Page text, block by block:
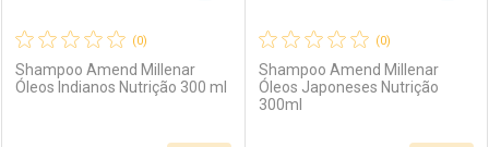
(0)
Shampoo Amend Millenar
Óleos Indianos Nutrição 300 ml
(0)
Shampoo Amend Millenar
Óleos Japoneses Nutrição
300ml